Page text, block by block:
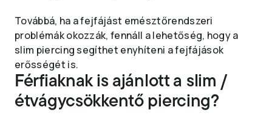
Továbbá, ha a fejfájást emésztőrendszeri
problémák okozzák, fennáll a lehetőség, hogy a
slim piercing segíthet enyhíteni a fejfájások
erősségét is.
Férfiaknak is ajánlott a slim /
étvágycsökkentő piercing?